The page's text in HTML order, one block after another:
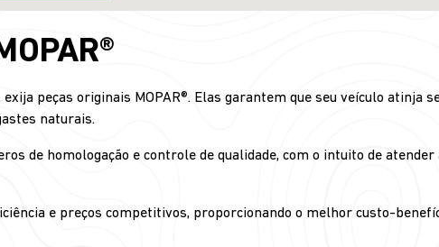
peças originais MOPAR®. Elas garantem que seu veículo atinja
naturais.
de homologação e controle de qualidade, com o intuito de
e preços competitivos, proporcionando o melhor custo-